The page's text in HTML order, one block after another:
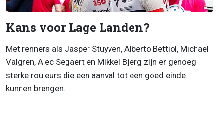
Kans voor Lage Landen?
Met renners als Jasper Stuyven, Alberto Bettiol, Michael
Valgren, Alec Segaert en Mikkel Bjerg zijn er genoeg
sterke rouleurs die een aanval tot een goed einde
kunnen brengen.